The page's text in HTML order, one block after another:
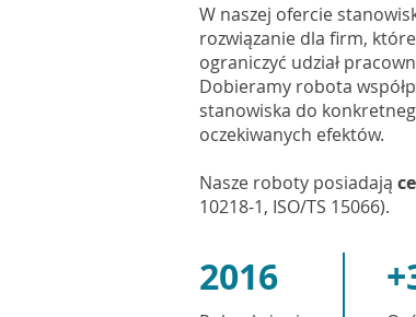
W naszej ofercie
rozwiązanie dla firm,
ograniczyć udział
Dobieramy robota
stanowiska do
oczekiwanych efektów.
Nasze roboty posiadają
10218-1, ISO/TS 15066).
2016